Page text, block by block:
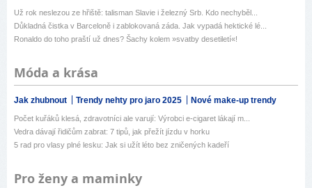
Už rok neslezou ze hřiště: talisman Slavie i železný Srb. Kdo nechyběl...
Důkladná čistka v Barceloně i zablokovaná záda. Jak vypadá hektické lé...
Ronaldo do toho praští už dnes? Šachy kolem »svatby desetiletí«!
Móda a krása
Jak zhubnout Trendy nehty pro jaro 2025 Nové make-up trendy
Počet kuřáků klesá, zdravotníci ale varují: Výrobci e-cigaret lákají m...
Vedra dávají řidičům zabrat: 7 tipů, jak přežít jízdu v horku
5 rad pro vlasy plné lesku: Jak si užít léto bez zničených kadeří
Pro ženy a maminky